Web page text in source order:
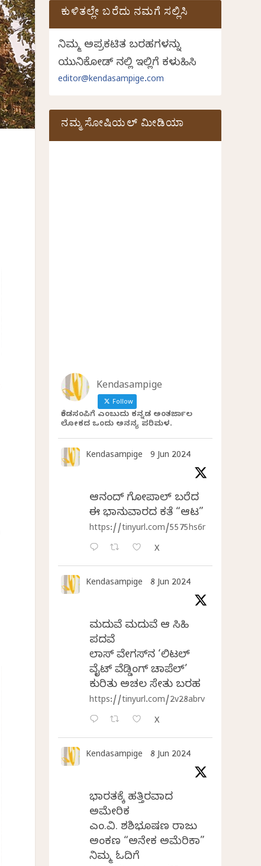
ಕುಳಿತಲ್ಲೇ ಬರೆದು ನಮಗೆ ಸಲ್ಲಿಸಿ
ನಿಮ್ಮ ಅಪ್ರಕಟಿತ ಬರಹಗಳನ್ನು
ಯುನಿಕೋಡ್ ನಲ್ಲಿ ಇಲ್ಲಿಗೆ ಕಳುಹಿಸಿ
editor@kendasampige.com
ನಮ್ಮ ಸೋಷಿಯಲ್‌ ಮೀಡಿಯಾ
Kendasampige
Follow
ಕೆಂಡಸಂಪಿಗೆ ಎಂಬುದು ಕನ್ನಡ ಅಂತರ್ಜಾಲ
ಲೋಕದ ಒಂದು ಅನನ್ಯ ಪರಿಮಳ.
Kendasampige 9 Jun 2024
ಆನಂದ್‌ ಗೋಪಾಲ್‌ ಬರೆದ
ಈ ಭಾನುವಾರದ ಕತೆ “ಆಟ”
https://tinyurl.com/5575hs6r
X
Kendasampige 8 Jun 2024
ಮದುವೆ ಮದುವೆ ಆ ಸಿಹಿ
ಪದವೆ
ಲಾಸ್‌ ವೇಗಸ್‌ನ ‘ಲಿಟಲ್
ವೈಟ್ ವೆಡ್ಡಿಂಗ್ ಚಾಪೆಲ್’
ಕುರಿತು ಅಚಲ ಸೇತು ಬರಹ
https://tinyurl.com/2v28abrv
X
Kendasampige 8 Jun 2024
ಭಾರತಕ್ಕೆ ಹತ್ತಿರವಾದ
ಅಮೇರಿಕ
ಎಂ.ವಿ. ಶಶಿಭೂಷಣ ರಾಜು
ಅಂಕಣ “ಅನೇಕ ಅಮೆರಿಕಾ”
ನಿಮ್ಮ ಓದಿಗೆ